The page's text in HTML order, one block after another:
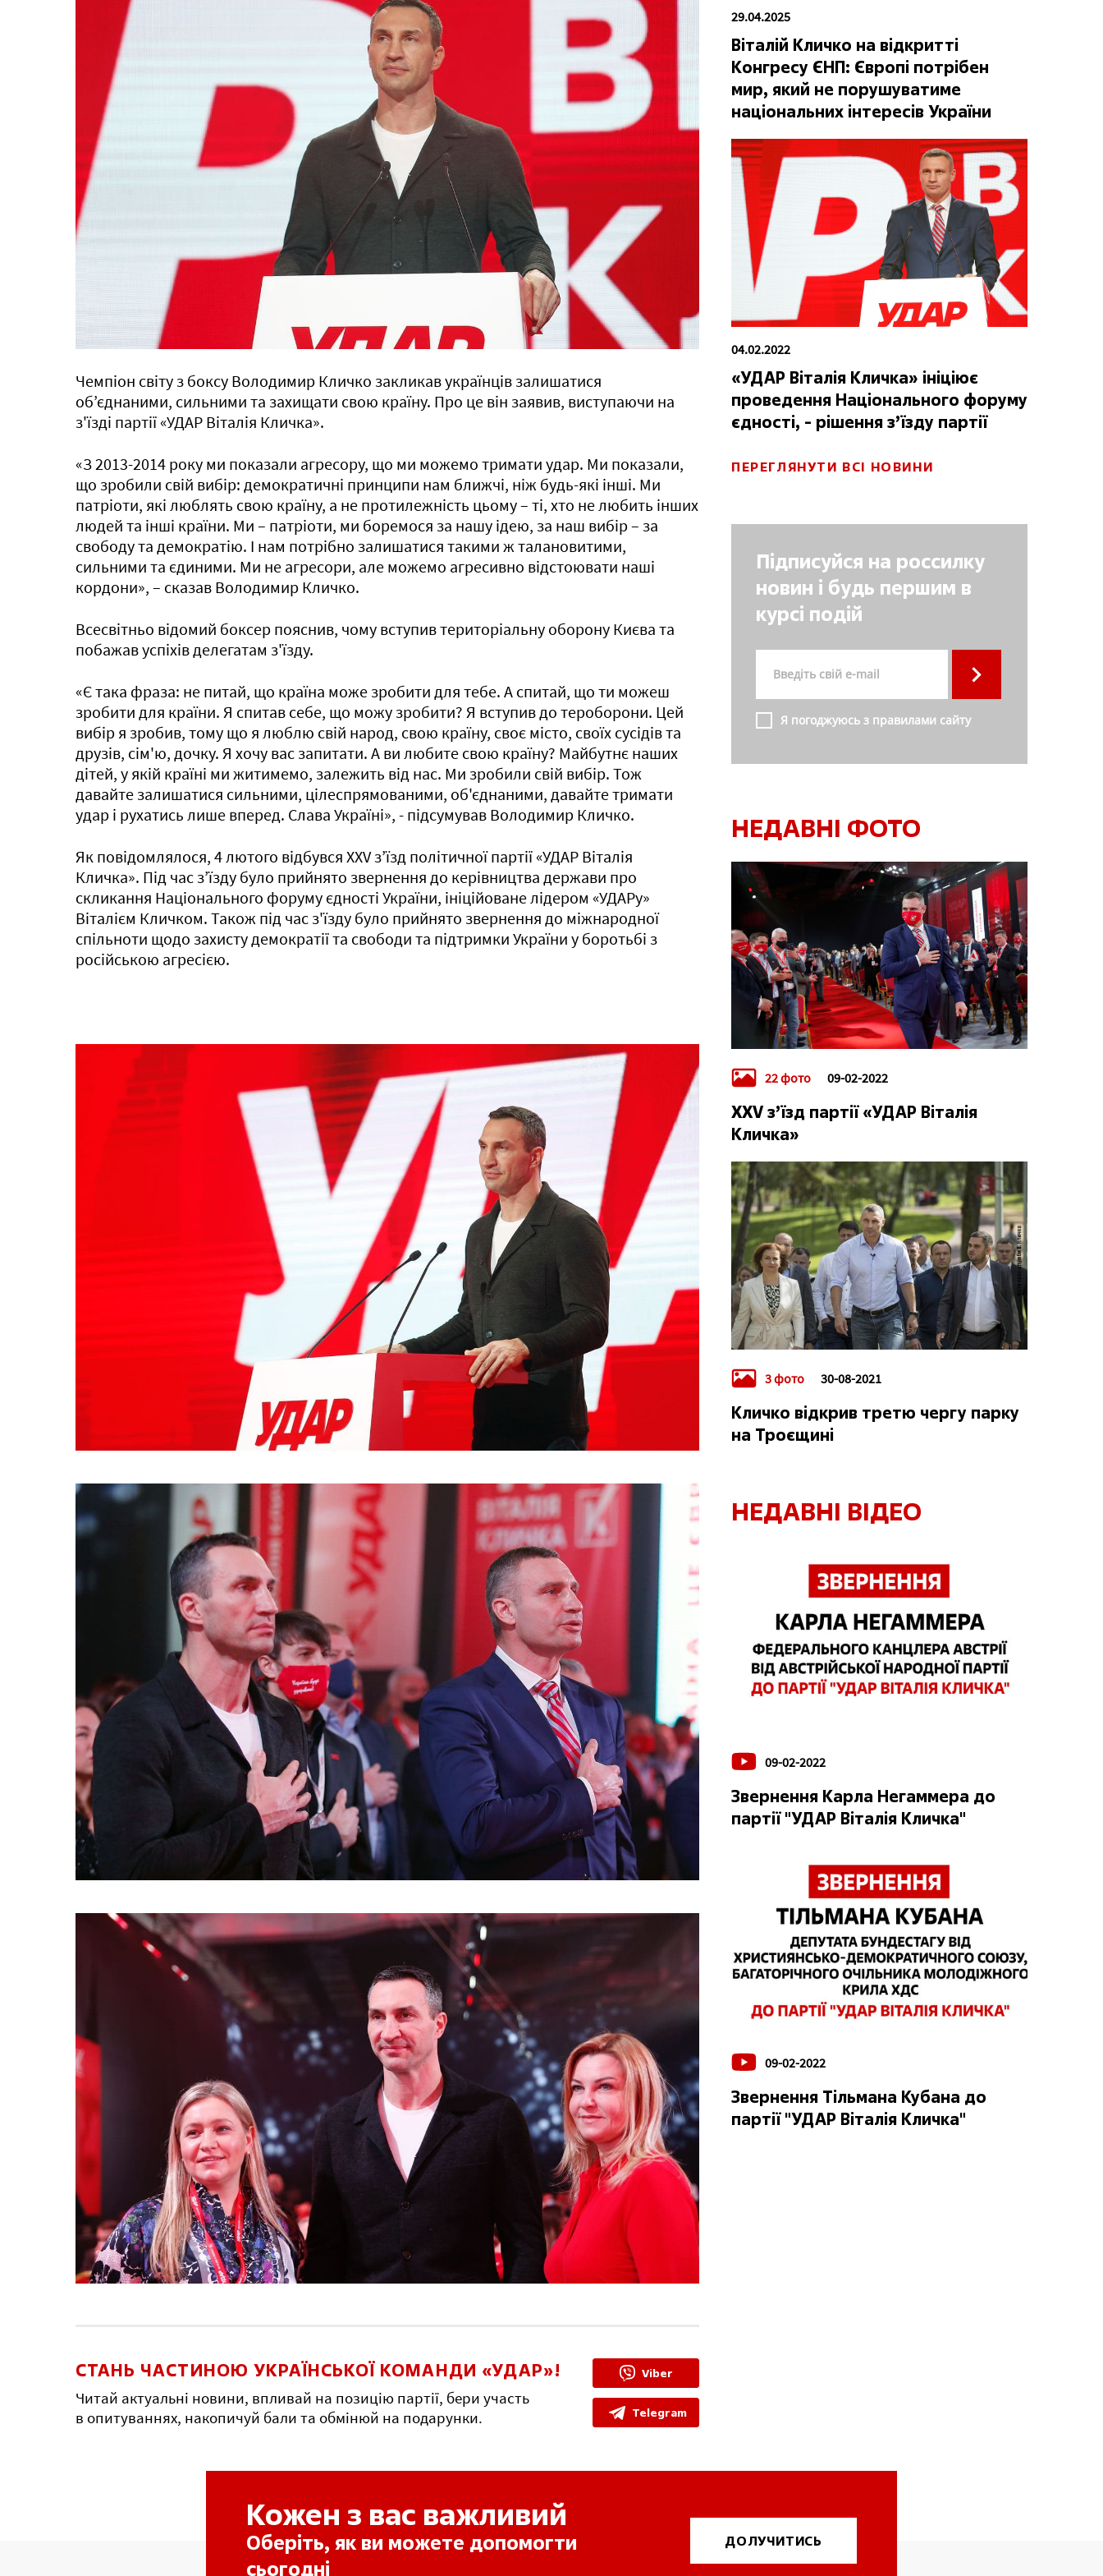
Запорізька
Львівська
Тернопільська
Чемпіон світу з боксу Володимир Кличко закликав українців залишатися
об’єднаними, сильними та захищати свою країну. Про це він заявив, виступаючи на
з'їзді партії «УДАР Віталія Кличка».
«З 2013-2014 року ми показали агресору, що ми можемо тримати удар. Ми показали,
що зробили свій вибір: демократичні принципи нам ближчі, ніж будь-які інші. Ми
патріоти, які люблять свою країну, а не протилежність цьому – ті, хто не любить інших
людей та інші країни. Ми – патріоти, ми боремося за нашу ідею, за наш вибір – за
свободу та демократію. І нам потрібно залишатися такими ж талановитими,
сильними та єдиними. Ми не агресори, але можемо агресивно відстоювати наші
кордони», – сказав Володимир Кличко.
Всесвітньо відомий боксер пояснив, чому вступив територіальну оборону Києва та
побажав успіхів делегатам з'їзду.
«Є така фраза: не питай, що країна може зробити для тебе. А спитай, що ти можеш
зробити для країни. Я спитав себе, що можу зробити? Я вступив до тероборони. Цей
вибір я зробив, тому що я люблю свій народ, свою країну, своє місто, своїх сусідів та
друзів, сім'ю, дочку. Я хочу вас запитати. А ви любите свою країну? Майбутнє наших
дітей, у якій країні ми житимемо, залежить від нас. Ми зробили свій вибір. Тож
давайте залишатися сильними, цілеспрямованими, об'єднаними, давайте тримати
удар і рухатись лише вперед. Слава Україні», - підсумував Володимир Кличко.
Як повідомлялося, 4 лютого відбувся XXV з’їзд політичної партії «УДАР Віталія
Кличка». Під час з’їзду було прийнято звернення до керівництва держави про
скликання Національного форуму єдності України, ініційоване лідером «УДАРу»
Віталієм Кличком. Також під час з'їзду було прийнято звернення до міжнародної
спільноти щодо захисту демократії та свободи та підтримки України у боротьбі з
російською агресією.
СТАНЬ ЧАСТИНОЮ УКРАЇНСЬКОЇ КОМАНДИ «УДАР»!
Читай актуальні новини, впливай на позицію партії, бери участь
в опитуваннях, накопичуй бали та обмінюй на подарунки.
Viber
Telegram
29.04.2025
Віталій Кличко на відкритті
Конгресу ЄНП: Європі потрібен
мир, який не порушуватиме
національних інтересів України
04.02.2022
«УДАР Віталія Кличка» ініціює
проведення Національного форуму
єдності, - рішення з’їзду партії
ПЕРЕГЛЯНУТИ ВСІ НОВИНИ
Підписуйся на россилку
новин і будь першим в
курсі подій
Я погоджуюсь з правилами сайту
НЕДАВНІ ФОТО
22 фото 09-02-2022
XXV з’їзд партії «УДАР Віталія
Кличка»
3 фото 30-08-2021
Кличко відкрив третю чергу парку
на Троєщині
НЕДАВНІ ВІДЕО
09-02-2022
Звернення Карла Негаммера до
партії "УДАР Віталія Кличка"
09-02-2022
Звернення Тільмана Кубана до
партії "УДАР Віталія Кличка"
Кожен з вас важливий
Оберіть, як ви можете допомогти
сьогодні
ДОЛУЧИТИСЬ